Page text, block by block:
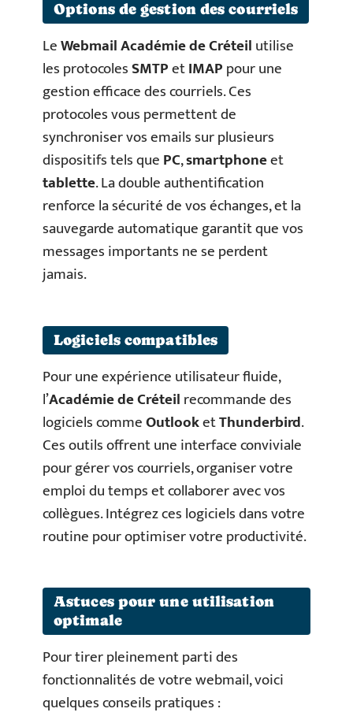
Options de gestion des courriels
LeWebmail Académie de Créteilutilise
les protocolesSMTPetIMAPpour une
gestion efficace des courriels. Ces
protocoles vous permettent de
synchroniser vos emails sur plusieurs
dispositifs tels quePC,smartphoneet
tablette. La double authentification
renforce la sécurité de vos échanges, et la
sauvegarde automatique garantit que vos
messages importants ne se perdent
jamais.
Logiciels compatibles
Pour une expérience utilisateur fluide,
l’Académie de Créteilrecommande des
logiciels commeOutlooketThunderbird.
Ces outils offrent une interface conviviale
pour gérer vos courriels, organiser votre
emploi du temps et collaborer avec vos
collègues. Intégrez ces logiciels dans votre
routine pour optimiser votre productivité.
Astuces pour une utilisation
optimale
Pour tirer pleinement parti des
fonctionnalités de votre webmail, voici
quelques conseils pratiques :